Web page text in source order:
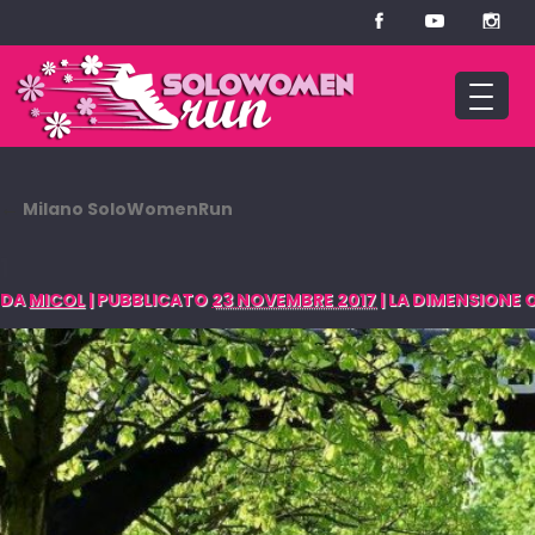
Milano SoloWomenRun
DA MICOL | PUBBLICATO 23 NOVEMBRE 2017 |LA DIMENSIONE